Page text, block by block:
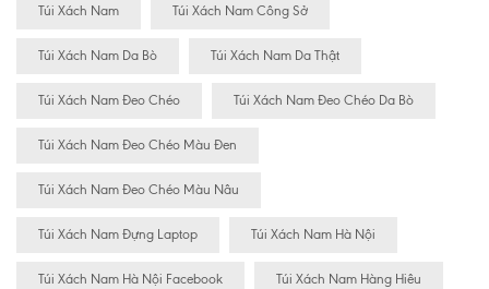
Túi Xách Nam Túi Xách Nam Công Sở
Túi Xách Nam Da Bò Túi Xách Nam Da Thật
Túi Xách Nam Đeo Chéo Túi Xách Nam Đeo Chéo Da Bò
Túi Xách Nam Đeo Chéo Màu Đen
Túi Xách Nam Đeo Chéo Màu Nâu
Túi Xách Nam Đựng Laptop Túi Xách Nam Hà Nội
Túi Xách Nam Hà Nội Facebook Túi Xách Nam Hàng Hiêu